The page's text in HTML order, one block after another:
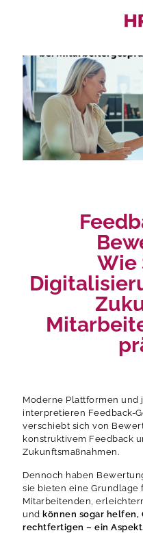
Wie
Moderne Plattformen und
interpretieren Feedback-
verschiebt sich von
konstruktivem Feedback
Zukunftsmaßnahmen.
Dennoch haben
sie bieten eine Grundlage
Mitarbeitenden,
und können sogar helfen,
rechtfertigen – ein